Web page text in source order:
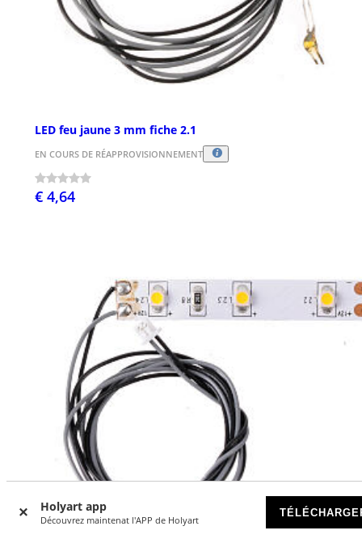
Holyart app
Découvrez maintenat l'APP de Holyart
LED feu jaune 3 mm fiche 2.1
EN COURS DE RÉAPPROVISIONNEMENT
€ 4,64